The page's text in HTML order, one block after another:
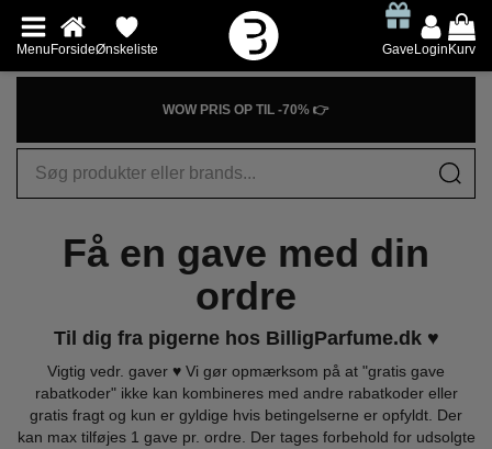
MenuForsideØnskeliste GaveLoginKurv
WOW PRIS OP TIL -70% 👉
Få en gave med din
ordre
Til dig fra pigerne hos BilligParfume.dk ♥
Vigtig vedr. gaver ♥ Vi gør opmærksom på at "gratis gave
rabatkoder" ikke kan kombineres med andre rabatkoder eller
gratis fragt og kun er gyldige hvis betingelserne er opfyldt. Der
kan max tilføjes 1 gave pr. ordre. Der tages forbehold for udsolgte